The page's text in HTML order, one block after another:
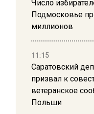
Число
Подмосковье
миллионов
11:15
Саратовский
призвал к
ветеранское
Польши